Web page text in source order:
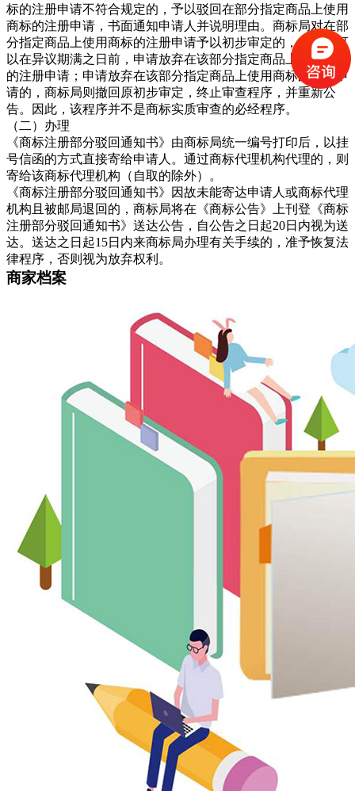
标的注册申请不符合规定的，予以驳回在部分指定商品上使用
商标的注册申请，书面通知申请人并说明理由。商标局对在部
分指定商品上使用商标的注册申请予以初步审定的，申请人可
以在异议期满之日前，申请放弃在该部分指定商品上使用商标
的注册申请；申请放弃在该部分指定商品上使用商标的注册申
请的，商标局则撤回原初步审定，终止审查程序，并重新公
告。因此，该程序并不是商标实质审查的必经程序。
（二）办理
《商标注册部分驳回通知书》由商标局统一编号打印后，以挂
号信函的方式直接寄给申请人。通过商标代理机构代理的，则
寄给该商标代理机构（自取的除外）。
《商标注册部分驳回通知书》因故未能寄达申请人或商标代理
机构且被邮局退回的，商标局将在《商标公告》上刊登《商标
注册部分驳回通知书》送达公告，自公告之日起20日内视为送
达。送达之日起15日内来商标局办理有关手续的，准予恢复法
律程序，否则视为放弃权利。
商家档案